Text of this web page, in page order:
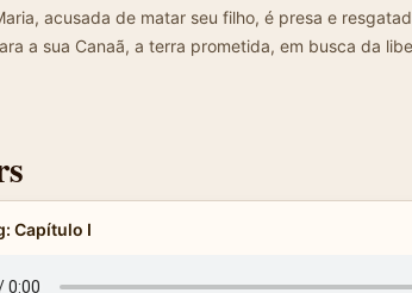
acusada de matar seu filho, é presa e
a sua Canaã, a terra prometida, em busca da
Capítulo I